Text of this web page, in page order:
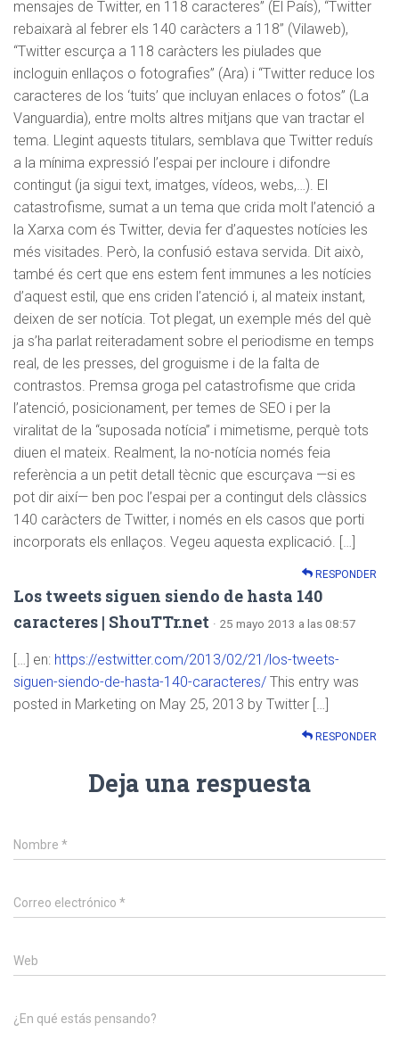
mensajes de Twitter, en 118 caracteres” (El País), “Twitter
rebaixarà al febrer els 140 caràcters a 118” (Vilaweb),
“Twitter escurça a 118 caràcters les piulades que
incloguin enllaços o fotografies” (Ara) i “Twitter reduce los
caracteres de los ‘tuits’ que incluyan enlaces o fotos” (La
Vanguardia), entre molts altres mitjans que van tractar el
tema. Llegint aquests titulars, semblava que Twitter reduís
a la mínima expressió l’espai per incloure i difondre
contingut (ja sigui text, imatges, vídeos, webs,…). El
catastrofisme, sumat a un tema que crida molt l’atenció a
la Xarxa com és Twitter, devia fer d’aquestes notícies les
més visitades. Però, la confusió estava servida. Dit això,
també és cert que ens estem fent immunes a les notícies
d’aquest estil, que ens criden l’atenció i, al mateix instant,
deixen de ser notícia. Tot plegat, un exemple més del què
ja s’ha parlat reiteradament sobre el periodisme en temps
real, de les presses, del groguisme i de la falta de
contrastos. Premsa groga pel catastrofisme que crida
l’atenció, posicionament, per temes de SEO i per la
viralitat de la “suposada notícia” i mimetisme, perquè tots
diuen el mateix. Realment, la no-notícia només feia
referència a un petit detall tècnic que escurçava —si es
pot dir així— ben poc l’espai per a contingut dels clàssics
140 caràcters de Twitter, i només en els casos que porti
incorporats els enllaços. Vegeu aquesta explicació. […]
RESPONDER
Los tweets siguen siendo de hasta 140
caracteres | ShouTTr.net · 25 mayo 2013 a las 08:57
[…] en: https://estwitter.com/2013/02/21/los-tweets-
siguen-siendo-de-hasta-140-caracteres/ This entry was
posted in Marketing on May 25, 2013 by Twitter […]
RESPONDER
Deja una respuesta
Nombre *
Correo electrónico *
Web
¿En qué estás pensando?